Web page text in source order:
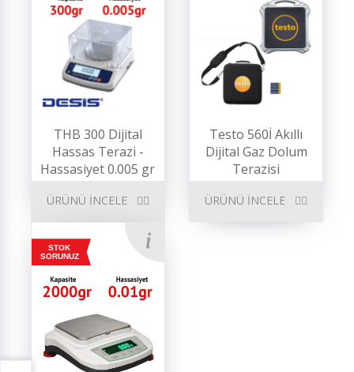
THB 300 Dijital
Hassas Terazi -
Hassasiyet 0.005 gr
ÜRÜNÜ İNCELE
Testo 560İ Akıllı
Dijital Gaz Dolum
Terazisi
ÜRÜNÜ İNCELE
STOK
SORUNUZ